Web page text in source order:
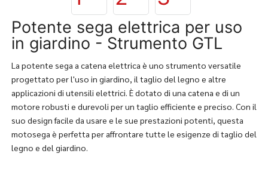
Potente sega elettrica per uso
in giardino - Strumento GTL
La potente sega a catena elettrica è uno strumento versatile
progettato per l'uso in giardino, il taglio del legno e altre
applicazioni di utensili elettrici. È dotato di una catena e di un
motore robusti e durevoli per un taglio efficiente e preciso. Con il
suo design facile da usare e le sue prestazioni potenti, questa
motosega è perfetta per affrontare tutte le esigenze di taglio del
legno e del giardino.